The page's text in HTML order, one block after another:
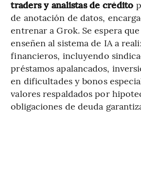
traders y analistas de crédito
de anotación de datos,
entrenar a Grok. Se espera
enseñen al sistema de IA a
financieros, incluyendo
préstamos apalancados,
en dificultades y bonos
valores respaldados por
obligaciones de deuda